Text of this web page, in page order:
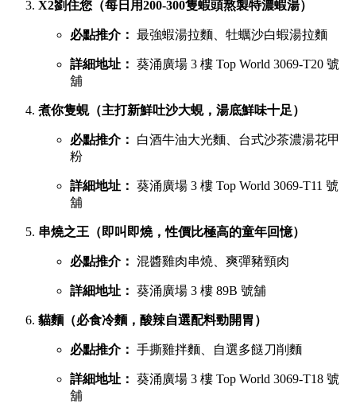
X2劉住您（每日用200-300隻蝦頭熬製特濃蝦湯）
必點推介： 最強蝦湯拉麵、牡蠣沙白蝦湯拉麵
詳細地址： 葵涌廣場 3 樓 Top World 3069-T20 號
舖
煮你隻蜆（主打新鮮吐沙大蜆，湯底鮮味十足）
必點推介：
白酒牛油大光麵、台式沙茶濃湯花甲
粉
詳細地址： 葵涌廣場 3 樓 Top World 3069-T11 號
舖
串燒之王（即叫即燒，性價比極高的童年回憶）
必點推介： 混醬雞肉串燒、爽彈豬頸肉
詳細地址： 葵涌廣場 3 樓 89B 號舖
貓麵（必食冷麵，酸辣自選配料勁開胃）
必點推介： 手撕雞拌麵、自選多餸刀削麵
詳細地址： 葵涌廣場 3 樓 Top World 3069-T18 號
舖